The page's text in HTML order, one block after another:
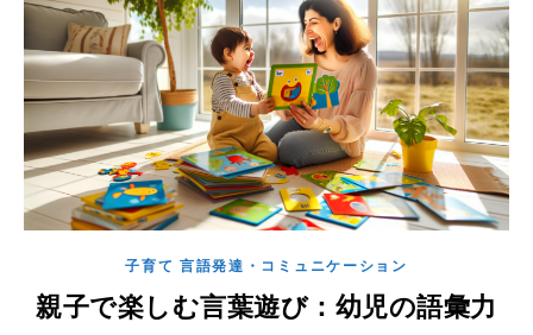
子育て 言語発達・コミュニケーション
親子で楽しむ言葉遊び：幼児の語彙力